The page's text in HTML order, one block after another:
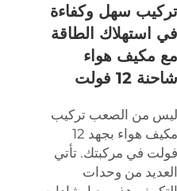
تركيب سهل وكفاءة
في استهلاك الطاقة
مع مكيف هواء
شاحنة 12 فولت
من الصعب تركيب
مكيف هواء بجهد 12
فولت في مركبتك. تأتي
العديد من وحدات